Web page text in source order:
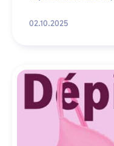
02.10.2025